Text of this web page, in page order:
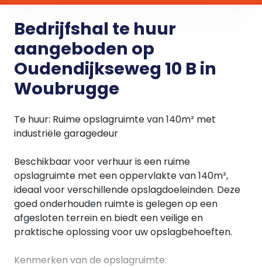
Bedrijfshal te huur
aangeboden op
Oudendijkseweg 10 B in
Woubrugge
Te huur: Ruime opslagruimte van 140m² met
industriële garagedeur
Beschikbaar voor verhuur is een ruime
opslagruimte met een oppervlakte van 140m²,
ideaal voor verschillende opslagdoeleinden. Deze
goed onderhouden ruimte is gelegen op een
afgesloten terrein en biedt een veilige en
praktische oplossing voor uw opslagbehoeften.
Kenmerken van de opslagruimte: